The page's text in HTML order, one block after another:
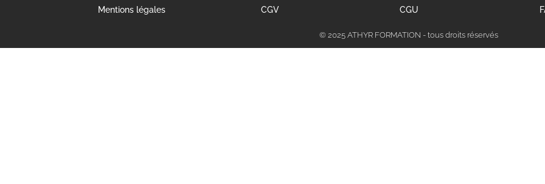
Mentions légales CGV CGU
© 2025 ATHYR FORMATION - tous droits réservés